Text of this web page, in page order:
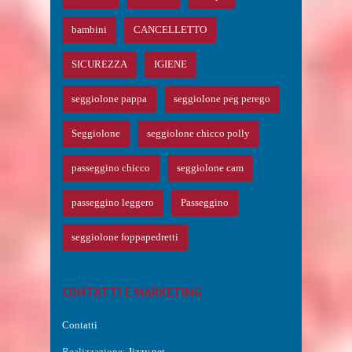
bambini CANCELLETTO
SICUREZZA IGIENE
seggiolone pappa seggiolone peg perego
Seggiolone seggiolone chicco polly
passeggino chicco seggiolone cam
passeggino leggero Passeggino
seggiolone foppapedretti
CONTATTI E MARKETING
Contatti